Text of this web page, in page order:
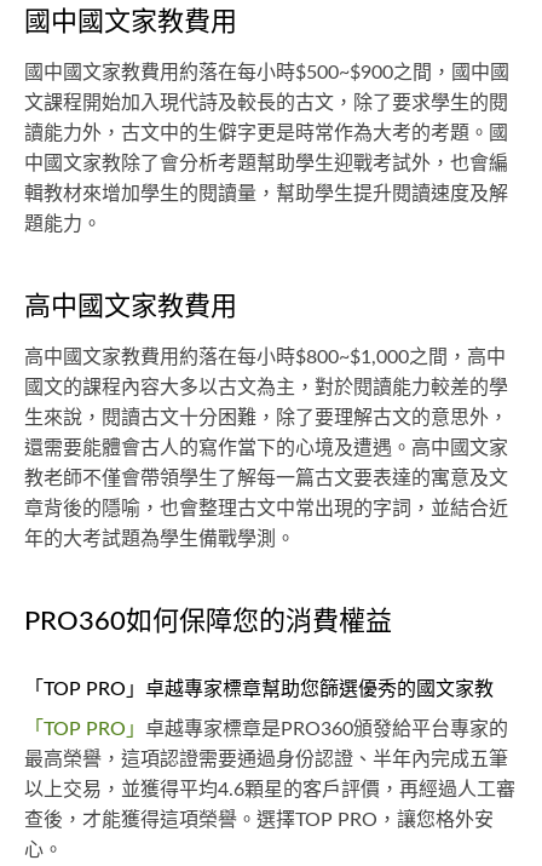
國中國文家教費用
國中國文家教費用約落在每小時$500~$900之間，國中國
文課程開始加入現代詩及較長的古文，除了要求學生的閱
讀能力外，古文中的生僻字更是時常作為大考的考題。國
中國文家教除了會分析考題幫助學生迎戰考試外，也會編
輯教材來增加學生的閱讀量，幫助學生提升閱讀速度及解
題能力。
高中國文家教費用
高中國文家教費用約落在每小時$800~$1,000之間，高中
國文的課程內容大多以古文為主，對於閱讀能力較差的學
生來說，閱讀古文十分困難，除了要理解古文的意思外，
還需要能體會古人的寫作當下的心境及遭遇。高中國文家
教老師不僅會帶領學生了解每一篇古文要表達的寓意及文
章背後的隱喻，也會整理古文中常出現的字詞，並結合近
年的大考試題為學生備戰學測。
PRO360如何保障您的消費權益
「TOP PRO」卓越專家標章幫助您篩選優秀的國文家教
「TOP PRO」 卓越專家標章是PRO360頒發給平台專家的
最高榮譽，這項認證需要通過身份認證、半年內完成五筆
以上交易，並獲得平均4.6顆星的客戶評價，再經過人工審
查後，才能獲得這項榮譽。選擇TOP PRO，讓您格外安
心。